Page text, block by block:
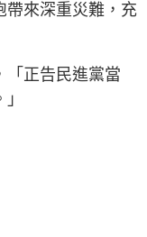
帶來深重災難，充
「正告民進黨當